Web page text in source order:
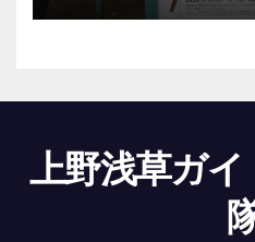
上野浅草ガ